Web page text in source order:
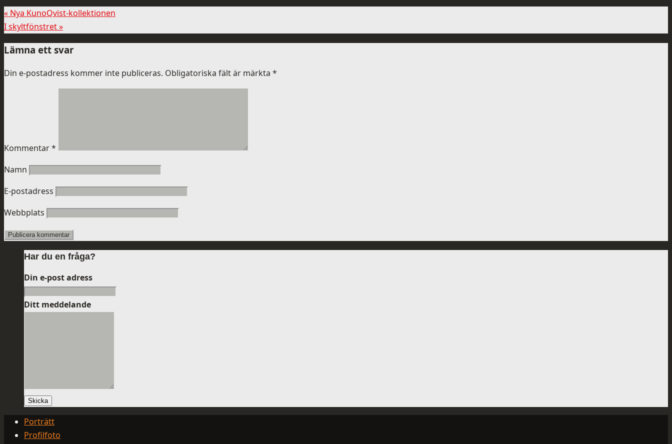
« Nya KunoQvist-kollektionen
I skyltfönstret»
Lämna ett svar
Din e-postadress kommer inte publiceras. Obligatoriska fält är märkta *
Kommentar*
Namn
E-postadress
Webbplats
Har du en fråga?
Din e-post adress
Ditt meddelande
Skicka
Porträtt
Profilfoto